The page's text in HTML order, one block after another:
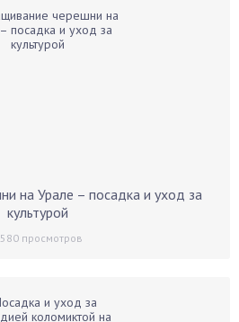
на Урале – посадка и уход за
культурой
просмотров